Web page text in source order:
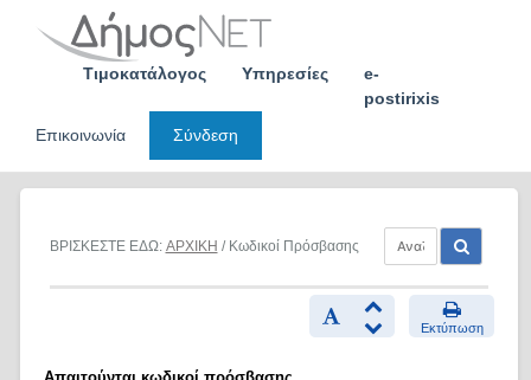
Τιμοκατάλογος Υπηρεσίες
e-
postirixis
Επικοινωνία
Σύνδεση
ΒΡΙΣΚΕΣΤΕ ΕΔΩ: ΑΡΧΙΚΗ / Κωδικοί Πρόσβασης
Εκτύπωση